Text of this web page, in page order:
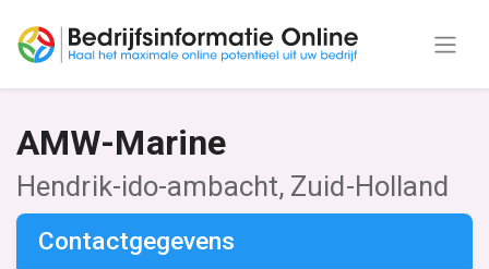
AMW-Marine
Hendrik-ido-ambacht, Zuid-Holland
Contactgegevens